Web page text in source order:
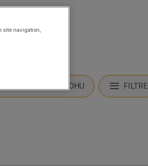
ZISTIŤ MOJU POLOHU FILTRE
site navigation,